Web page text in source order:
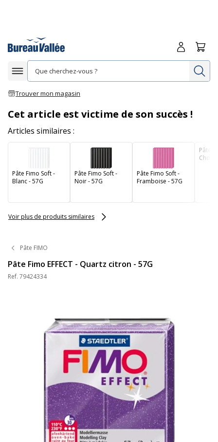
Afficher la navigation
Trouver mon magasin
Me
Cet article est victime de son succès !
Articles similaires :
Pâte Fimo Soft -
Blanc - 57G
Pâte Fimo Soft -
Noir - 57G
Pâte Fimo Soft -
Framboise - 57G
Pâte
Voir plus de produits similaires
Pâte FIMO
Pâte Fimo EFFECT - Quartz citron - 57G
Ref. 79424334